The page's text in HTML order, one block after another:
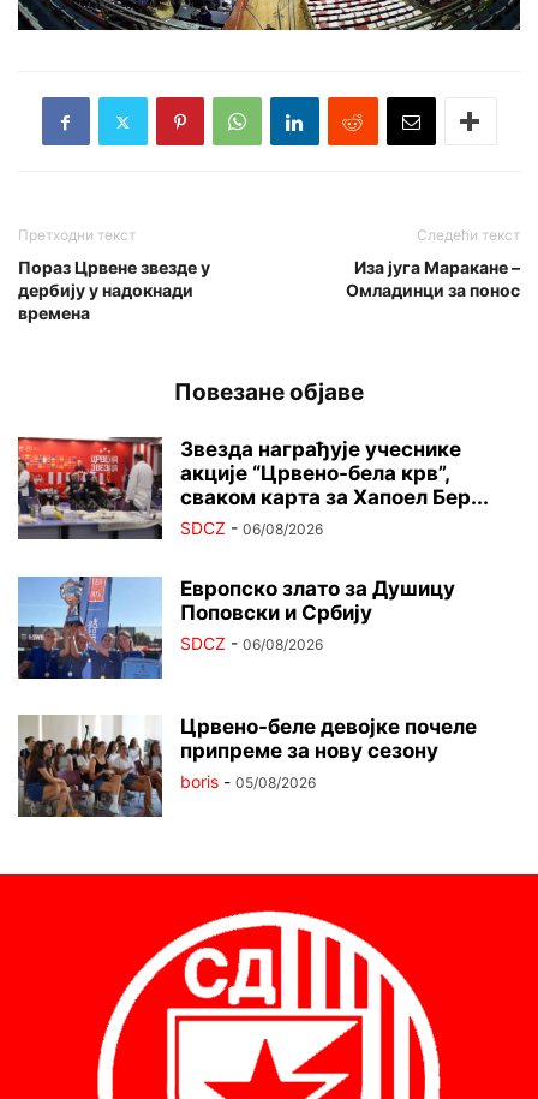
Претходни текст
Пораз Црвене звезде у
дербију у надокнади
времена
Следећи текст
Иза југа Маракане –
Омладинци за понос
Повезане објаве
Звезда награђује учеснике
акције “Црвено-бела крв”,
сваком карта за Хапоел Бер...
SDCZ - 06/08/2026
Европско злато за Душицу
Поповски и Србију
SDCZ - 06/08/2026
Црвено-беле девојке почеле
припреме за нову сезону
boris - 05/08/2026